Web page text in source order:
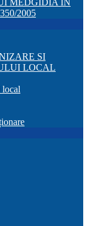
MEDGIDIA ÎN
2005
SI
LOCAL
local